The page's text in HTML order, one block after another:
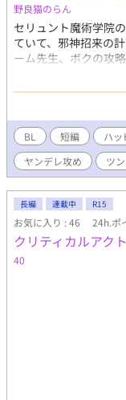
野良猫のらん
セリュント魔術学院
ていて、邪神招来の
ーム先生、ボクの攻
味不明な新入生サイ
く、ここはゲームの
だとか。 悪の計画
方なく「攻略対象」
レと読む）に侵され
り……。 短編の予定
す！
BL 短編 ハッ
ヤンデレ攻め
ツ
長編 連載中 R15
お気に入り : 46 24h.ポ
クリティカルアクト
40